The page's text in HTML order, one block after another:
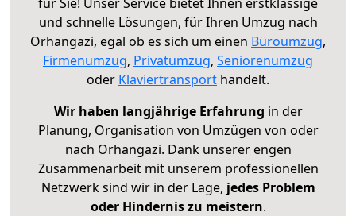
und schnelle Lösungen, für Ihren Umzug nach
Orhangazi, egal ob es sich um einen Büroumzug,
Firmenumzug, Privatumzug, Seniorenumzug
oder Klaviertransport handelt.
Wir haben langjährige Erfahrung in der
Planung, Organisation von Umzügen von oder
nach Orhangazi. Dank unserer engen
Zusammenarbeit mit unserem professionellen
Netzwerk sind wir in der Lage, jedes Problem
oder Hindernis zu meistern.